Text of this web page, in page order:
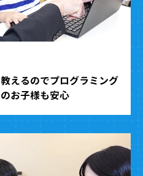
えるのでプログラミング
お子様も安心